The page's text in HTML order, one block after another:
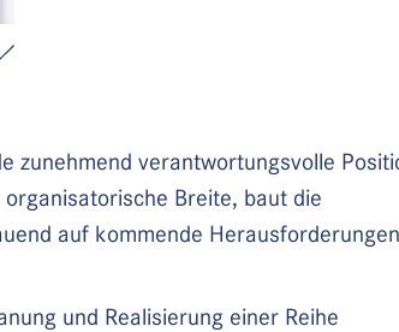
zunehmend verantwortungsvolle
organisatorische Breite, baut die
auf kommende
und Realisierung einer Reihe